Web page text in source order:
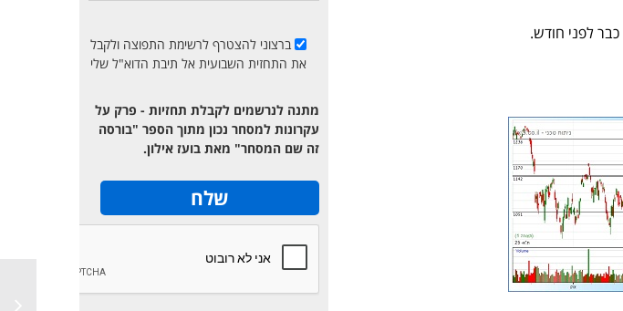
לפני חודש.
ברצוני להצטרף לרשימת התפוצה ולקבל
את התחזית השבועית אל תיבת הדוא"ל שלי
מתנה לנרשמים לקבלת תחזיות - פרק על
עקרונות למסחר נכון מתוך הספר "בורסה
זה שם המסחר" מאת בועז אילון.